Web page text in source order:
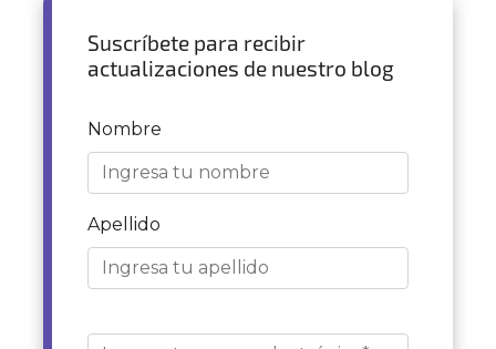
Suscríbete para recibir
actualizaciones de nuestro blog
Nombre
Apellido